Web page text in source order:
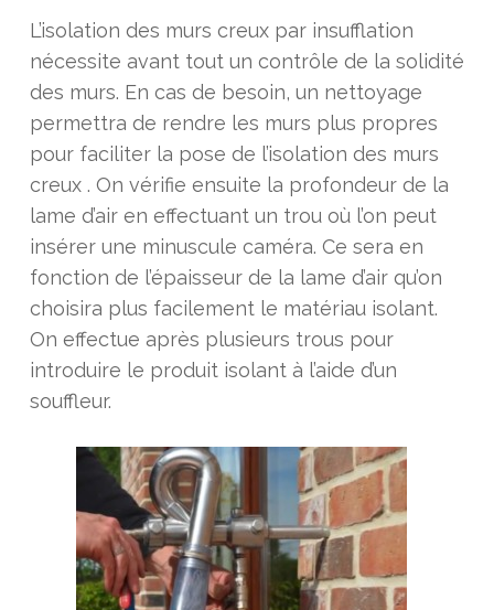
L’isolation des murs creux par insufflation
nécessite avant tout un contrôle de la solidité
des murs. En cas de besoin, un nettoyage
permettra de rendre les murs plus propres
pour faciliter la pose de l’isolation des murs
creux . On vérifie ensuite la profondeur de la
lame d’air en effectuant un trou où l’on peut
insérer une minuscule caméra. Ce sera en
fonction de l’épaisseur de la lame d’air qu’on
choisira plus facilement le matériau isolant.
On effectue après plusieurs trous pour
introduire le produit isolant à l’aide d’un
souffleur.